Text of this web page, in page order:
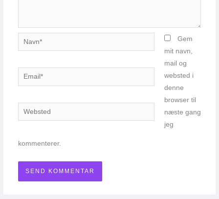
Navn*
Email*
Websted
Gem
mit navn,
mail og
websted i
denne
browser til
næste gang
jeg
kommenterer.